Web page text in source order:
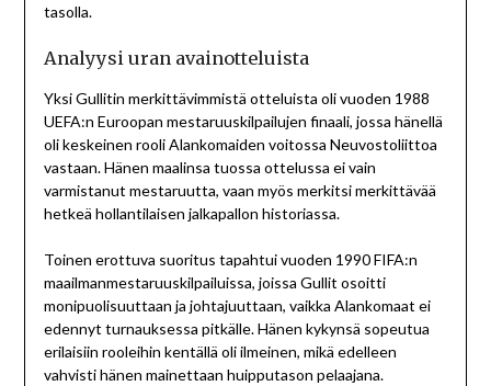
tasolla.
Analyysi uran avainotteluista
Yksi Gullitin merkittävimmistä otteluista oli vuoden 1988
UEFA:n Euroopan mestaruuskilpailujen finaali, jossa hänellä
oli keskeinen rooli Alankomaiden voitossa Neuvostoliittoa
vastaan. Hänen maalinsa tuossa ottelussa ei vain
varmistanut mestaruutta, vaan myös merkitsi merkittävää
hetkeä hollantilaisen jalkapallon historiassa.
Toinen erottuva suoritus tapahtui vuoden 1990 FIFA:n
maailmanmestaruuskilpailuissa, joissa Gullit osoitti
monipuolisuuttaan ja johtajuuttaan, vaikka Alankomaat ei
edennyt turnauksessa pitkälle. Hänen kykynsä sopeutua
erilaisiin rooleihin kentällä oli ilmeinen, mikä edelleen
vahvisti hänen mainettaan huipputason pelaajana.